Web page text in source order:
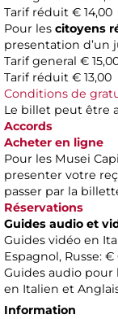
Tarif réduit € 14,00
Pour les citoyens
presentation d’un
Tarif general €
Tarif réduit € 13,00
Conditions de
Le billet peut être
Accords
Acheter en ligne
Pour les Musei
presenter votre
passer par la
Réservations
Guides audio et
Guides vidéo en
Espagnol, Russe: €
Guides audio pour
en Italien et
Information